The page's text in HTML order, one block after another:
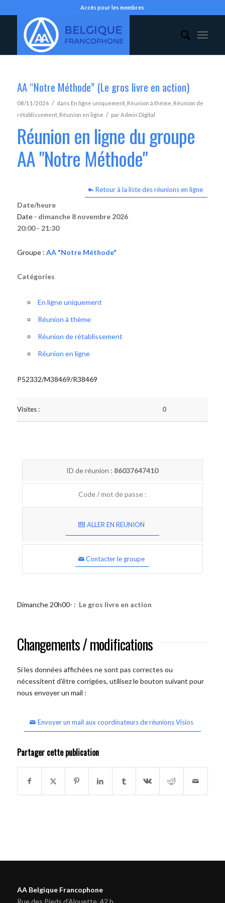
Accès pour les membres
AA “Notre Méthode” (Le gros livre en action)
08/11/2026 / dans En ligne uniquement, Réunion à thème Réunion de
rétablissement, Réunion en ligne / parAdmin Digital
Réunion en ligne du groupe
AA "Notre Méthode"
Retour à la liste des réunions en ligne
Date/heure
Date - dimanche 8 novembre 2026
20:00 - 21:30
Groupe : AA "Notre Méthode"
Catégories
En ligne uniquement
Réunion à thème
Réunion de rétablissement
Réunion en ligne
P52332/M38469/R38469
Visites : 0
ID de réunion : 86037647410
Code / mot de passe :
ALLER EN REUNION
Contacter le groupe
Dimanche 20h00- : Le gros livre en action
Changements / modifications
Si les données affichées ne sont pas correctes ou
nécessitent d'être corrigées, utilisez le bouton suivant pour
nous envoyer un mail :
Envoyer un mail aux coordinateurs de réunions Visios
Partager cette publication
AA Belgique Francophone
Rue des Pieds d'Alouette, 42 b